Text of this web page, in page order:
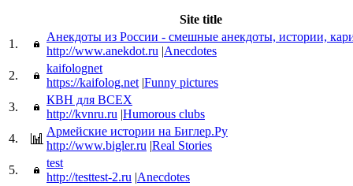
Site title
1.
Анекдоты из России - смешные анекдоты, истории,
http://www.anekdot.ru |Anecdotes
2.
kaifolognet
https://kaifolog.net |Funny pictures
3.
КВН для ВСЕХ
http://kvnru.ru |Humorous clubs
4.
Армейские истории на Биглер.Ру
http://www.bigler.ru |Real Stories
5.
test
http://testtest-2.ru |Anecdotes